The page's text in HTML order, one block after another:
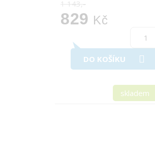
1 143,-
829 Kč
DO KOŠÍKU
skladem